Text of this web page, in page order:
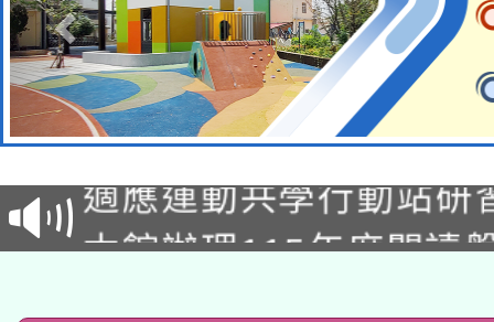
本校115學年度第2次
招甄選結果公告(無人
招)
適應運動共學行動站研
本館辦理115年度閱讀